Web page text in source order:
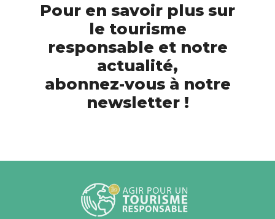
Pour en savoir plus sur
le tourisme
responsable et notre
actualité,
abonnez-vous à notre
newsletter !